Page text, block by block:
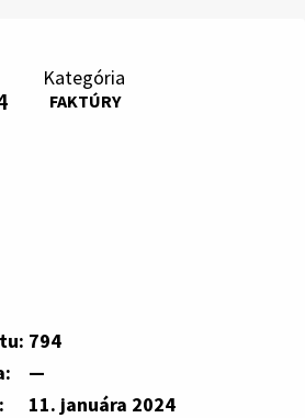
Kategória
FAKTÚRY
794
—
11. januára 2024